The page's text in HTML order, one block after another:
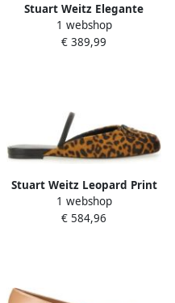
Stuart Weitz Elegante
Slingback Ballerina's
1 webshop
€ 389,99
Stuart Weitz Leopard Print
Ballerina's
1 webshop
€ 584,96